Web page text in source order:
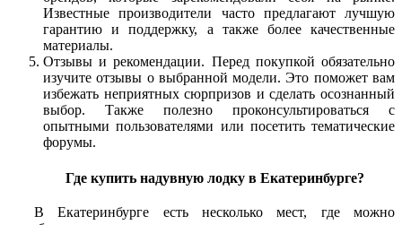
Известные производители часто предлагают лучшую
гарантию и поддержку, а также более качественные
материалы.
Отзывы и рекомендации. Перед покупкой обязательно
изучите отзывы о выбранной модели. Это поможет вам
избежать неприятных сюрпризов и сделать осознанный
выбор. Также полезно проконсультироваться с
опытными пользователями или посетить тематические
форумы.
Где купить надувную лодку в Екатеринбурге?
В Екатеринбурге есть несколько мест, где можно